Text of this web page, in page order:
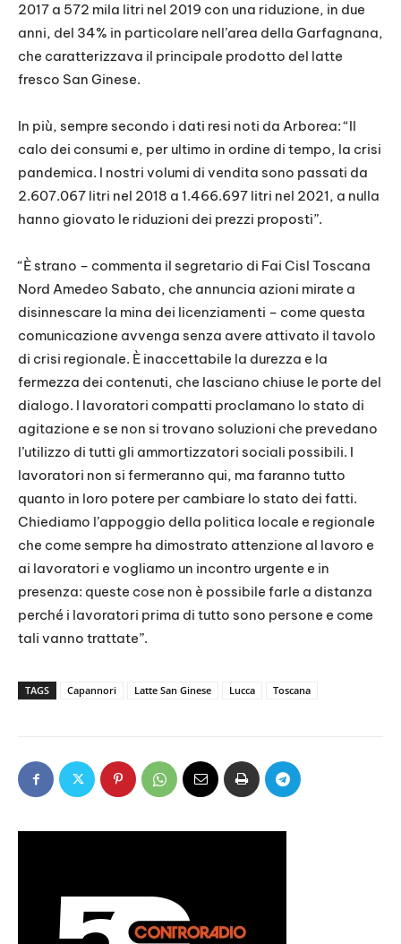
2017 a 572 mila litri nel 2019 con una riduzione, in due
anni, del 34% in particolare nell’area della Garfagnana,
che caratterizzava il principale prodotto del latte
fresco San Ginese.
In più, sempre secondo i dati resi noti da Arborea: “Il
calo dei consumi e, per ultimo in ordine di tempo, la crisi
pandemica. I nostri volumi di vendita sono passati da
2.607.067 litri nel 2018 a 1.466.697 litri nel 2021, a nulla
hanno giovato le riduzioni dei prezzi proposti”.
“È strano – commenta il segretario di Fai Cisl Toscana
Nord Amedeo Sabato, che annuncia azioni mirate a
disinnescare la mina dei licenziamenti – come questa
comunicazione avvenga senza avere attivato il tavolo
di crisi regionale. È inaccettabile la durezza e la
fermezza dei contenuti, che lasciano chiuse le porte del
dialogo. I lavoratori compatti proclamano lo stato di
agitazione e se non si trovano soluzioni che prevedano
l’utilizzo di tutti gli ammortizzatori sociali possibili. I
lavoratori non si fermeranno qui, ma faranno tutto
quanto in loro potere per cambiare lo stato dei fatti.
Chiediamo l’appoggio della politica locale e regionale
che come sempre ha dimostrato attenzione al lavoro e
ai lavoratori e vogliamo un incontro urgente e in
presenza: queste cose non è possibile farle a distanza
perché i lavoratori prima di tutto sono persone e come
tali vanno trattate”.
TAGS Capannori Latte San Ginese Lucca Toscana